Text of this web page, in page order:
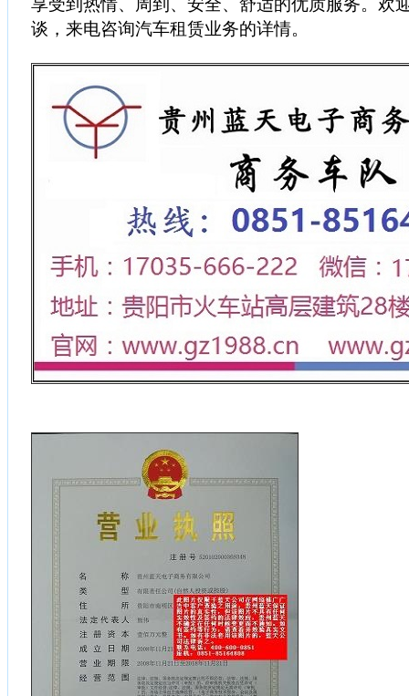
享受到热情、周到、安全、舒适的优质服务。欢
谈，来电咨询汽车租赁业务的详情。